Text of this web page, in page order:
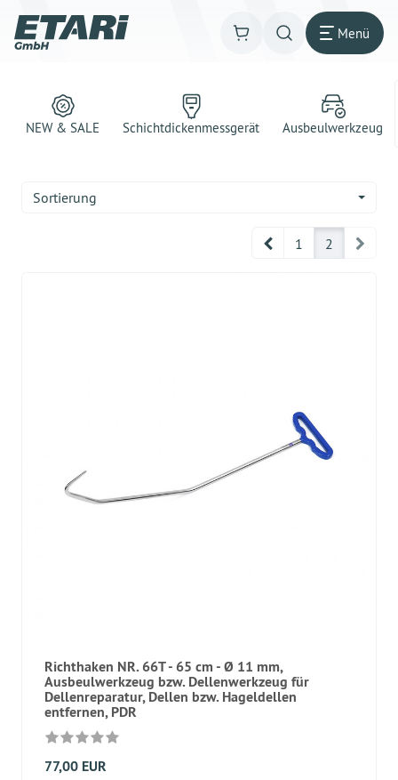
Menü
NEW & SALE Schichtdickenmessgerät Ausbeulwerkzeug
Sortierung
Prev1 2
Richthaken NR. 66T - 65 cm - Ø 11 mm,
Ausbeulwerkzeug bzw. Dellenwerkzeug für
Dellenreparatur, Dellen bzw. Hageldellen
entfernen, PDR
77,00 EUR